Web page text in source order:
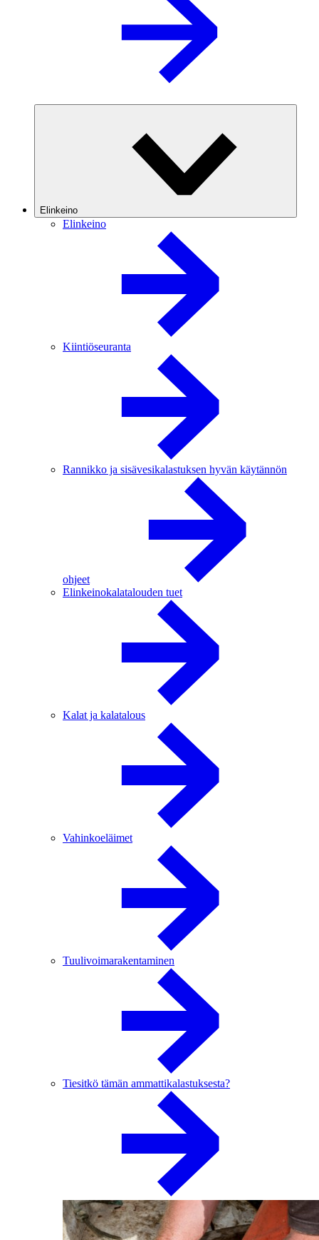
Elinkeino
Elinkeino
Kiintiöseuranta
Rannikko ja sisävesikalastuksen hyvän käytännön
ohjeet
Elinkeinokalatalouden tuet
Kalat ja kalatalous
Vahinkoeläimet
Tuulivoimarakentaminen
Tiesitkö tämän ammattikalastuksesta?